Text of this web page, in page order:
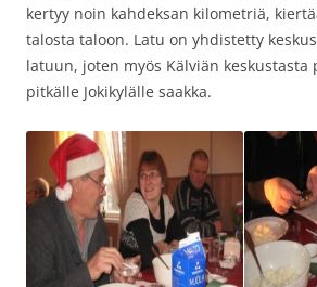
kertyy noin kahdeksan kilometriä,
talosta taloon. Latu on yhdistetty
latuun, joten myös Kälviän keskustasta
pitkälle Jokikylälle saakka.